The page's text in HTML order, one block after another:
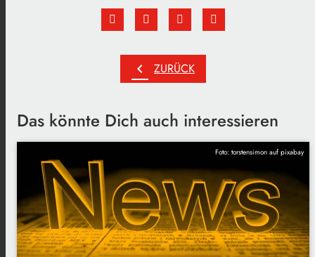
chevron_left ZURÜCK
Das könnte Dich auch interessieren
Foto: torstensimon auf pixabay